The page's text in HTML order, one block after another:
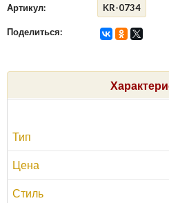
Артикул: KR-0734
Поделиться:
Тип
Цена
Стиль